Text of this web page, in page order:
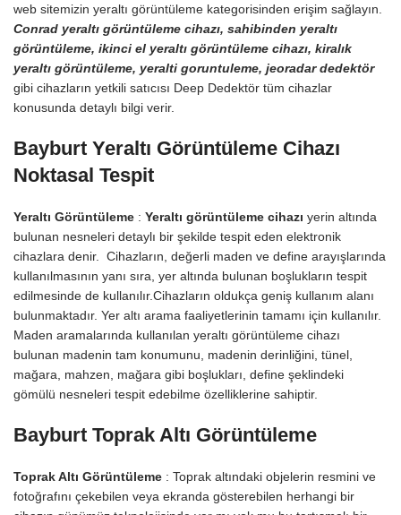
web sitemizin yeraltı görüntüleme kategorisinden erişim sağlayın.
Conrad yeraltı görüntüleme cihazı, sahibinden yeraltı
görüntüleme, ikinci el yeraltı görüntüleme cihazı, kiralık
yeraltı görüntüleme, yeralti goruntuleme, jeoradar dedektör
gibi cihazların yetkili satıcısı Deep Dedektör tüm cihazlar
konusunda detaylı bilgi verir.
Bayburt Yeraltı Görüntüleme Cihazı
Noktasal Tespit
Yeraltı Görüntüleme : Yeraltı görüntüleme cihazı yerin altında
bulunan nesneleri detaylı bir şekilde tespit eden elektronik
cihazlara denir. Cihazların, değerli maden ve define arayışlarında
kullanılmasının yanı sıra, yer altında bulunan boşlukların tespit
edilmesinde de kullanılır.Cihazların oldukça geniş kullanım alanı
bulunmaktadır. Yer altı arama faaliyetlerinin tamamı için kullanılır.
Maden aramalarında kullanılan yeraltı görüntüleme cihazı
bulunan madenin tam konumunu, madenin derinliğini, tünel,
mağara, mahzen, mağara gibi boşlukları, define şeklindeki
gömülü nesneleri tespit edebilme özelliklerine sahiptir.
Bayburt Toprak Altı Görüntüleme
Toprak Altı Görüntüleme : Toprak altındaki objelerin resmini ve
fotoğrafını çekebilen veya ekranda gösterebilen herhangi bir